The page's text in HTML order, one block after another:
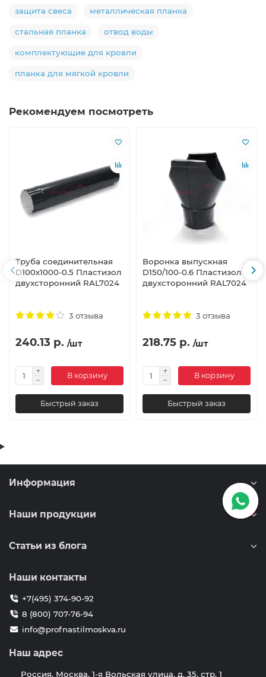
защита свеса металлическая планка
стальная планка отвод воды
комплектующие для кровли
планка для мягкой кровли
Рекомендуем посмотреть
Труба соединительная
D100х1000-0.5 Пластизол
двухсторонний RAL7024
3 отзыва
240.13 р. /шт
В корзину
Быстрый заказ
Воронка выпускная
D150/100-0.6 Пластизол
двухсторонний RAL7024
3 отзыва
218.75 р. /шт
В корзину
Быстрый заказ
Информация
Наши продукции
Статьи из блога
Наши контакты
+7(495) 374-90-92
8 (800) 707-76-94
info@profnastilmoskva.ru
Наш адрес
Россия, Москва, 1-я Вольская улица, д. 35, стр. 1